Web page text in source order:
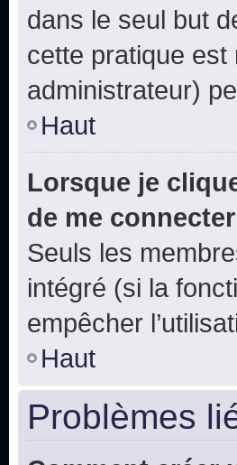
dans le seul but
cette pratique
administrateur)
Haut
Lorsque je
de me
Seuls les
intégré (si la
empêcher
Haut
Problèmes